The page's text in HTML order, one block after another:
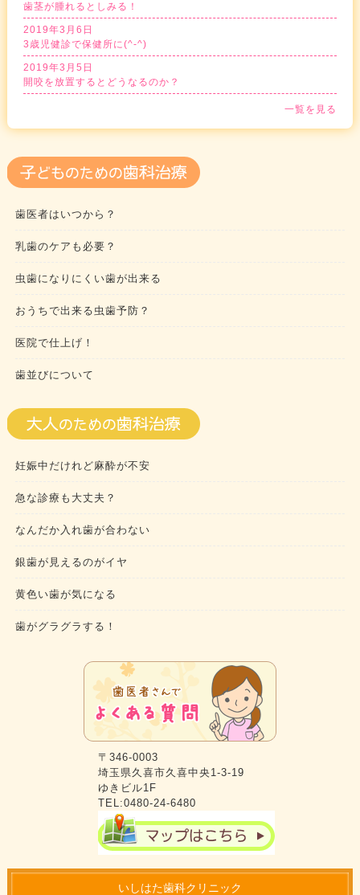
歯茎が腫れるとしみる！
2019年3月6日
3歳児健診で保健所に(^-^)
2019年3月5日
開咬を放置するとどうなるのか？
一覧を見る
歯医者はいつから？
乳歯のケアも必要？
虫歯になりにくい歯が出来る
おうちで出来る虫歯予防？
医院で仕上げ！
歯並びについて
妊娠中だけれど麻酔が不安
急な診療も大丈夫？
なんだか入れ歯が合わない
銀歯が見えるのがイヤ
黄色い歯が気になる
歯がグラグラする！
〒346-0003
埼玉県久喜市久喜中央1-3-19
ゆきビル1F
TEL:0480-24-6480
いしはた歯科クリニック